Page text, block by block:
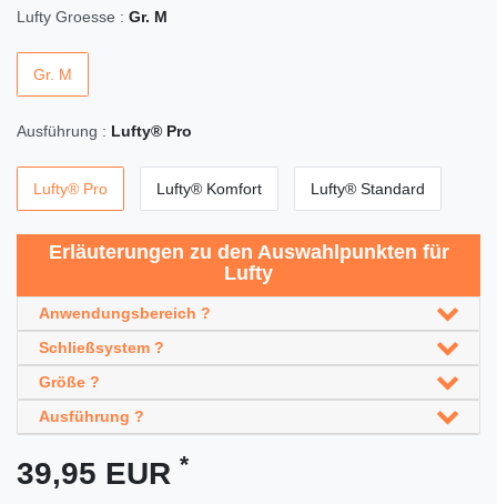
Lufty Groesse : Gr. M
Gr. M
Ausführung : Lufty® Pro
Lufty® Pro Lufty® Komfort Lufty® Standard
Erläuterungen zu den Auswahlpunkten für
Lufty
Anwendungsbereich ?
Schließsystem ?
Größe ?
Ausführung ?
39,95 EUR *